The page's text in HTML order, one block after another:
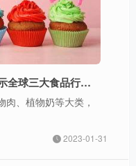
菲仕兰发布2023趋势报告，揭示全球三大食品行业新趋势
、植物奶等大类，
2023-01-31